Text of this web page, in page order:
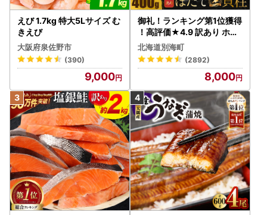
えび 1.7kg 特大5Lサイズ む
きえび
大阪府泉佐野市
(390)
9,000
御礼！ランキング第1位獲得
！高評価★4.9 訳あり ホタ
テ 400g（ほたて 帆立 貝柱
冷凍 ）
北海道別海町
(2892)
8,000